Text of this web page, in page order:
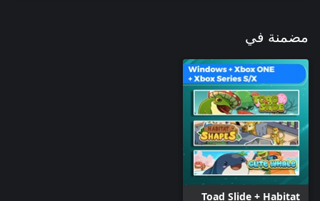
مضمنة في
Toad Slide + Habitat